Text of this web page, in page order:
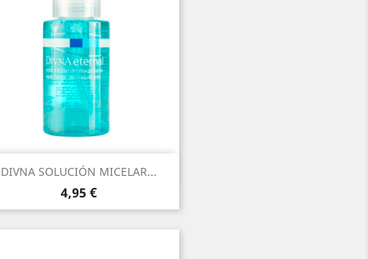
DIVNA SOLUCIÓN MICELAR...
Precio
4,95 €
Vista rápida